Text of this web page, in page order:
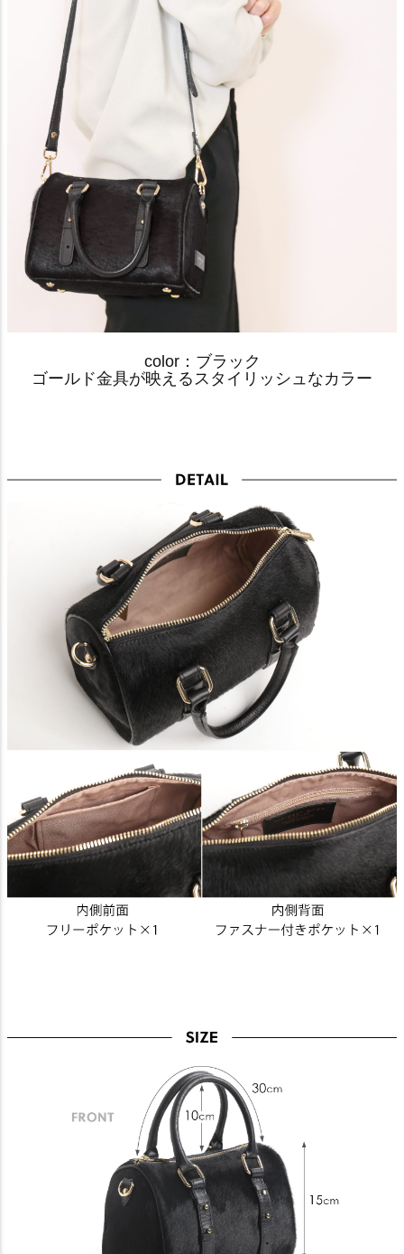
color：ブラック
ゴールド金具が映えるスタイリッシュなカラー